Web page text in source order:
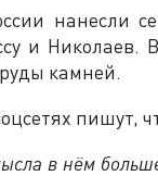
нанесли
и Николаев.
камней.
пишут,
в нём